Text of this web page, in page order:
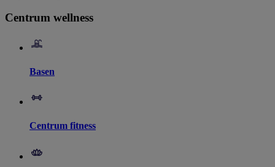
Centrum wellness
Basen
Centrum fitness